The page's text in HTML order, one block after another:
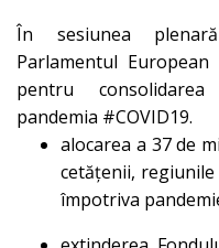
În sesiunea
Parlamentul
pentru
pandemia #COVID19.
alocarea a 37 de
cetăţenii,
împotriva